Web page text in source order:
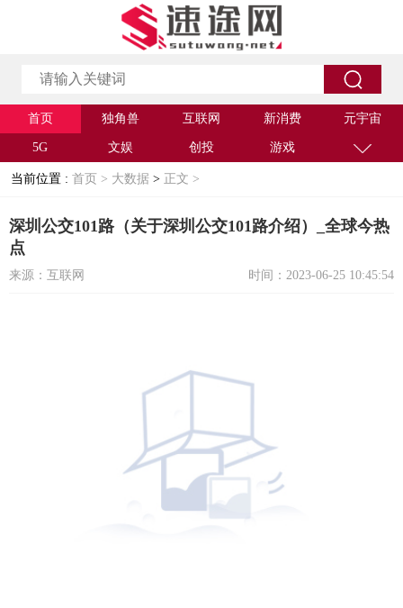
首页 独角兽 互联网 新消费 元宇宙
5G 文娱 创投 游戏
当前位置 : 首页 > 大数据 > 正文 >
深圳公交101路（关于深圳公交101路介绍）_全球今热
点
来源：互联网 时间：2023-06-25 10:45:54